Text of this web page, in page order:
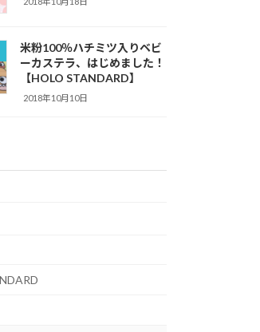
米粉100％ハチミツ入りベビ
ーカステラ、はじめました！
【HOLO STANDARD】
2018年10月10日